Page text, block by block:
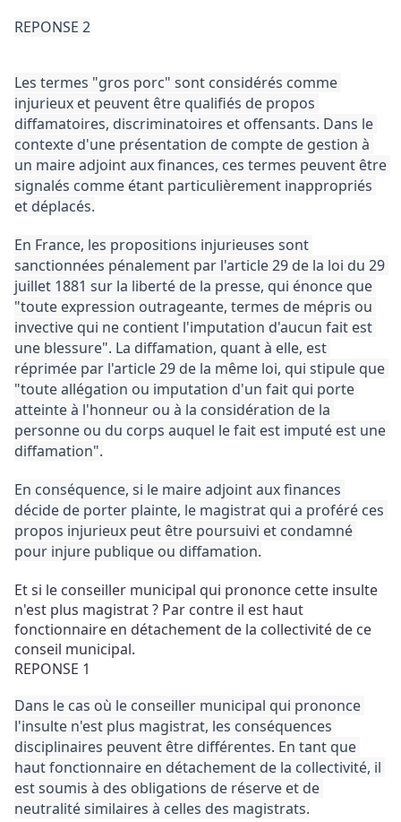
REPONSE 2
Les termes "gros porc" sont considérés comme
injurieux et peuvent être qualifiés de propos
diffamatoires, discriminatoires et offensants. Dans le
contexte d'une présentation de compte de gestion à
un maire adjoint aux finances, ces termes peuvent être
signalés comme étant particulièrement inappropriés
et déplacés.
En France, les propositions injurieuses sont
sanctionnées pénalement par l'article 29 de la loi du 29
juillet 1881 sur la liberté de la presse, qui énonce que
"toute expression outrageante, termes de mépris ou
invective qui ne contient l'imputation d'aucun fait est
une blessure". La diffamation, quant à elle, est
réprimée par l'article 29 de la même loi, qui stipule que
"toute allégation ou imputation d'un fait qui porte
atteinte à l'honneur ou à la considération de la
personne ou du corps auquel le fait est imputé est une
diffamation".
En conséquence, si le maire adjoint aux finances
décide de porter plainte, le magistrat qui a proféré ces
propos injurieux peut être poursuivi et condamné
pour injure publique ou diffamation.
Et si le conseiller municipal qui prononce cette insulte
n'est plus magistrat ? Par contre il est haut
fonctionnaire en détachement de la collectivité de ce
conseil municipal.
REPONSE 1
Dans le cas où le conseiller municipal qui prononce
l'insulte n'est plus magistrat, les conséquences
disciplinaires peuvent être différentes. En tant que
haut fonctionnaire en détachement de la collectivité, il
est soumis à des obligations de réserve et de
neutralité similaires à celles des magistrats.